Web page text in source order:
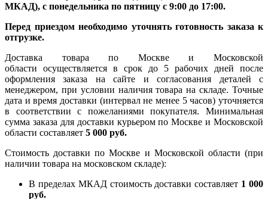
МКАД), с понедельника по пятницу с 9:00 до 17:00.
Перед приездом необходимо уточнять готовность заказа к
отгрузке.
Доставка товара по Москве и Московской
области осуществляется в срок до 5 рабочих дней после
оформления заказа на сайте и согласования деталей с
менеджером, при условии наличия товара на складе. Точные
дата и время доставки (интервал не менее 5 часов) уточняется
в соответствии с пожеланиями покупателя. Минимальная
сумма заказа для доставки курьером по Москве и Московской
области составляет 5 000 руб.
Стоимость доставки по Москве и Московской области (при
наличии товара на московском складе):
В пределах МКАД стоимость доставки составляет 1 000
руб.